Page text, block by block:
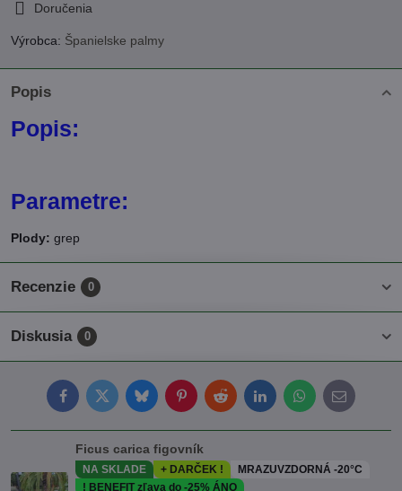
Doručenia
Výrobca: Španielske palmy
Popis
Popis:
Parametre:
Plody: grep
Recenzie 0
Diskusia 0
FacebookTwitterBlueskyPinterestRedditLinkedInWhatsApp
E-
mail
Ficus carica figovník
NA SKLADE + DARČEK !
MRAZUVZDORNÁ -20°C
! BENEFIT zľava do -25% ÁNO